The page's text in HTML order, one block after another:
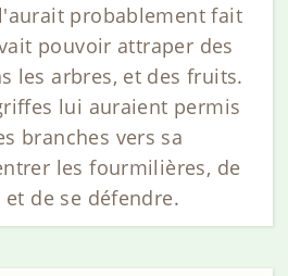
probablement fait
pouvoir attraper des
les arbres, et des fruits.
lui auraient permis
branches vers sa
les fourmilières, de
de se défendre.